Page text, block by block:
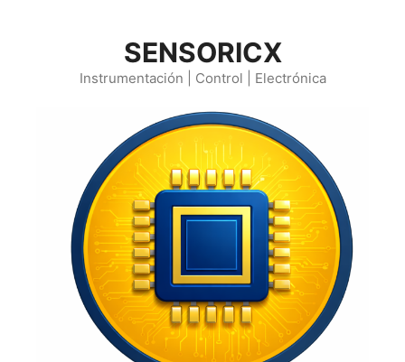
SENSORICX
Instrumentación | Control | Electrónica